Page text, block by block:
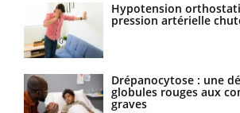
Hypotension
pression artérielle
Drépanocytose : une
globules rouges aux
graves